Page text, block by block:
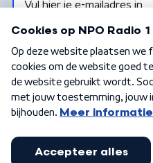
Algemene voorwaarden